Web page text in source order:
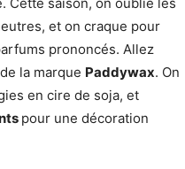
et on craque pour
prononcés. Allez
la marque Paddywax. On
en cire de soja, et
pour une décoration